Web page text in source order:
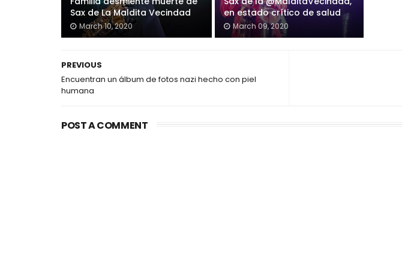
Sax de La Maldita Vecindad
March 10, 2020
en estado crítico de salud
March 09, 2020
PREVIOUS
Encuentran un álbum de fotos nazi hecho con piel
humana
POST A COMMENT